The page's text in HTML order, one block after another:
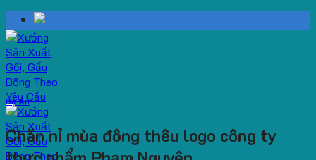
Skip
to
content
Dự Án
Chăn nỉ mùa đông thêu logo công ty